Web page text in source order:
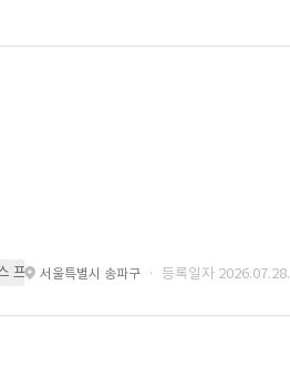
레임워크를 기반으로 시스템을 구축
서울특별시 송파구 · 등록일자 2026.07.28.